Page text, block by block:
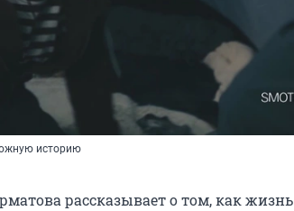
историю
рассказывает о том, как жизнь